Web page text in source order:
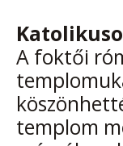
A foktői
templom